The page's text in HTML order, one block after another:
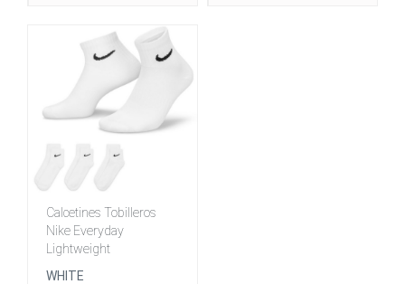
Calcetines Tobilleros
Nike Everyday
Lightweight
WHITE